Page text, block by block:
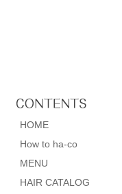
HOME
How to ha-co
MENU
HAIR CATALOG